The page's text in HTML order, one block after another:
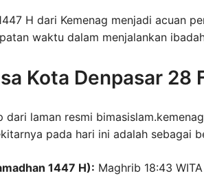
H dari Kemenag menjadi acuan
waktu dalam menjalankan
Kota Denpasar 28
laman resmi
pada hari ini adalah sebagai
1447 H): Maghrib 18:43 WITA